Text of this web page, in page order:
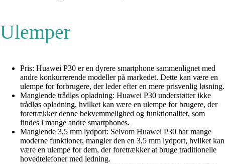
Ulemper
Pris: Huawei P30 er en dyrere smartphone sammenlignet med
andre konkurrerende modeller på markedet. Dette kan være en
ulempe for forbrugere, der leder efter en mere prisvenlig løsning.
Manglende trådløs opladning: Huawei P30 understøtter ikke
trådløs opladning, hvilket kan være en ulempe for brugere, der
foretrækker denne bekvemmelighed og funktionalitet, som
findes i mange andre smartphones.
Manglende 3,5 mm lydport: Selvom Huawei P30 har mange
moderne funktioner, mangler den en 3,5 mm lydport, hvilket kan
være en ulempe for dem, der foretrækker at bruge traditionelle
hovedtelefoner med ledning.